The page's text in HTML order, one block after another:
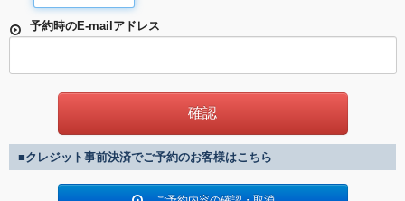
予約時のE-mailアドレス
■クレジット事前決済でご予約のお客様はこちら